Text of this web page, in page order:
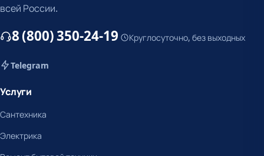
всей России.
8 (800) 350-24-19 Круглосуточно, без выходных
Telegram
Услуги
Сантехника
Электрика